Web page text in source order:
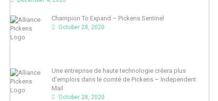
Champion To Expand – Pickens Sentinel
October 28, 2020
Une entreprise de haute technologie créera plus
d’emplois dans le comté de Pickens – Independent
Mail
October 28, 2020